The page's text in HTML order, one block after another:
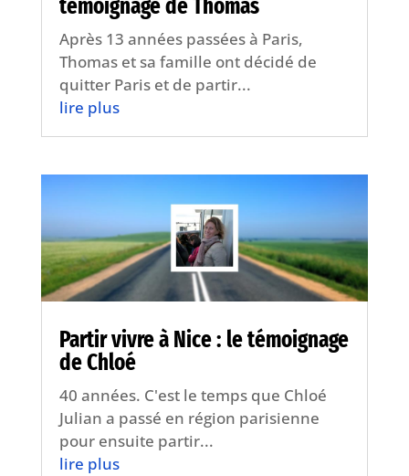
témoignage de Thomas
Après 13 années passées à Paris,
Thomas et sa famille ont décidé de
quitter Paris et de partir...
lire plus
Partir vivre à Nice : le témoignage
de Chloé
40 années. C'est le temps que Chloé
Julian a passé en région parisienne
pour ensuite partir...
lire plus